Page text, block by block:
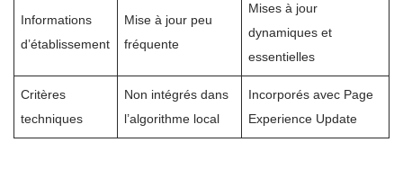
Informations
d’établissement
Mise à jour peu
fréquente
Mises à jour
dynamiques et
essentielles
Critères
techniques
Non intégrés dans
l’algorithme local
Incorporés avec Page
Experience Update